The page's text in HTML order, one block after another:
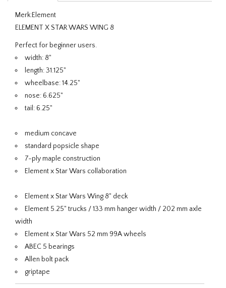
Merk:Element
ELEMENT X STAR WARS WING 8
Perfect for beginner users.
width: 8"
length: 31.125"
wheelbase: 14.25"
nose: 6.625"
tail: 6.25"
medium concave
standard popsicle shape
7-ply maple construction
Element x Star Wars collaboration
Element x Star Wars Wing 8" deck
Element 5.25" trucks / 133 mm hanger width / 202 mm axle
width
Element x Star Wars 52 mm 99A wheels
ABEC 5 bearings
Allen bolt pack
griptape